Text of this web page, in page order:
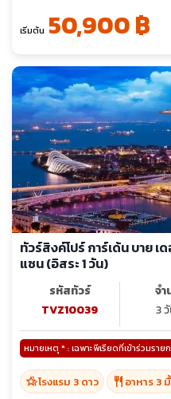
เริ่มต้น 50,900 ฿
ทัวร์สิงค์โปร์ การ์เด้น บาย เ
แซน (อิสระ 1 วัน)
รหัสทัวร์
TVZ10039
จำ
3
หมายเหตุ * : เฉพาะพีเรียดที่เข้าร่วมราย
hotel_classโรงแรม 3 ดาว restaurant อาหาร 3